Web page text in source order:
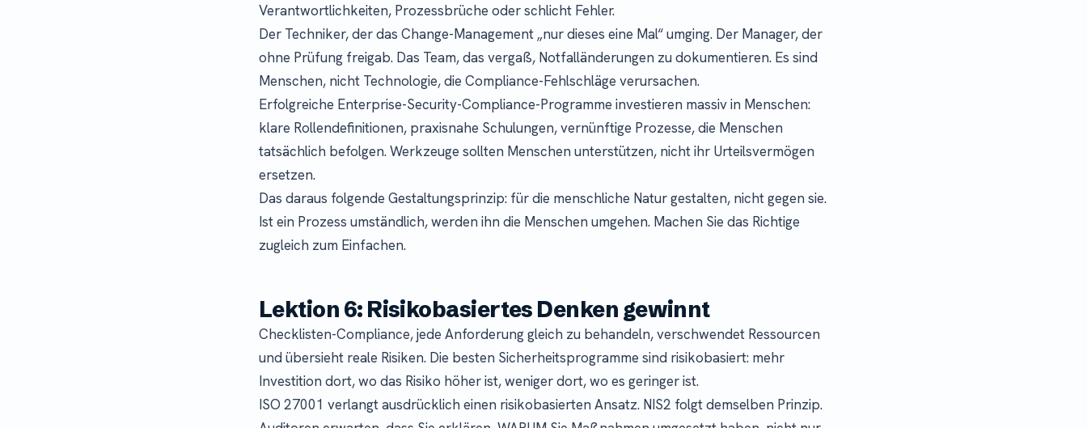
Verantwortlichkeiten, Prozessbrüche oder schlicht Fehler.
Der Techniker, der das Change-Management „nur dieses eine Mal“ umging. Der Manager, der
ohne Prüfung freigab. Das Team, das vergaß, Notfalländerungen zu dokumentieren. Es sind
Menschen, nicht Technologie, die Compliance-Fehlschläge verursachen.
Erfolgreiche Enterprise-Security-Compliance-Programme investieren massiv in Menschen:
klare Rollendefinitionen, praxisnahe Schulungen, vernünftige Prozesse, die Menschen
tatsächlich befolgen. Werkzeuge sollten Menschen unterstützen, nicht ihr Urteilsvermögen
ersetzen.
Das daraus folgende Gestaltungsprinzip: für die menschliche Natur gestalten, nicht gegen sie.
Ist ein Prozess umständlich, werden ihn die Menschen umgehen. Machen Sie das Richtige
zugleich zum Einfachen.
Lektion 6: Risikobasiertes Denken gewinnt
Checklisten-Compliance, jede Anforderung gleich zu behandeln, verschwendet Ressourcen
und übersieht reale Risiken. Die besten Sicherheitsprogramme sind risikobasiert: mehr
Investition dort, wo das Risiko höher ist, weniger dort, wo es geringer ist.
ISO 27001 verlangt ausdrücklich einen risikobasierten Ansatz. NIS2 folgt demselben Prinzip.